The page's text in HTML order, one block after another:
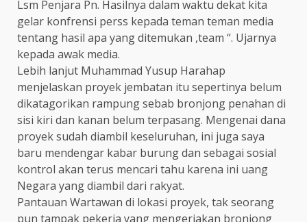
Lsm Penjara Pn. Hasilnya dalam waktu dekat kita
gelar konfrensi perss kepada teman teman media
tentang hasil apa yang ditemukan ,team “. Ujarnya
kepada awak media.
Lebih lanjut Muhammad Yusup Harahap
menjelaskan proyek jembatan itu sepertinya belum
dikatagorikan rampung sebab bronjong penahan di
sisi kiri dan kanan belum terpasang. Mengenai dana
proyek sudah diambil keseluruhan, ini juga saya
baru mendengar kabar burung dan sebagai sosial
kontrol akan terus mencari tahu karena ini uang
Negara yang diambil dari rakyat.
Pantauan Wartawan di lokasi proyek, tak seorang
pun tampak pekerja yang mengerjakan bronjong